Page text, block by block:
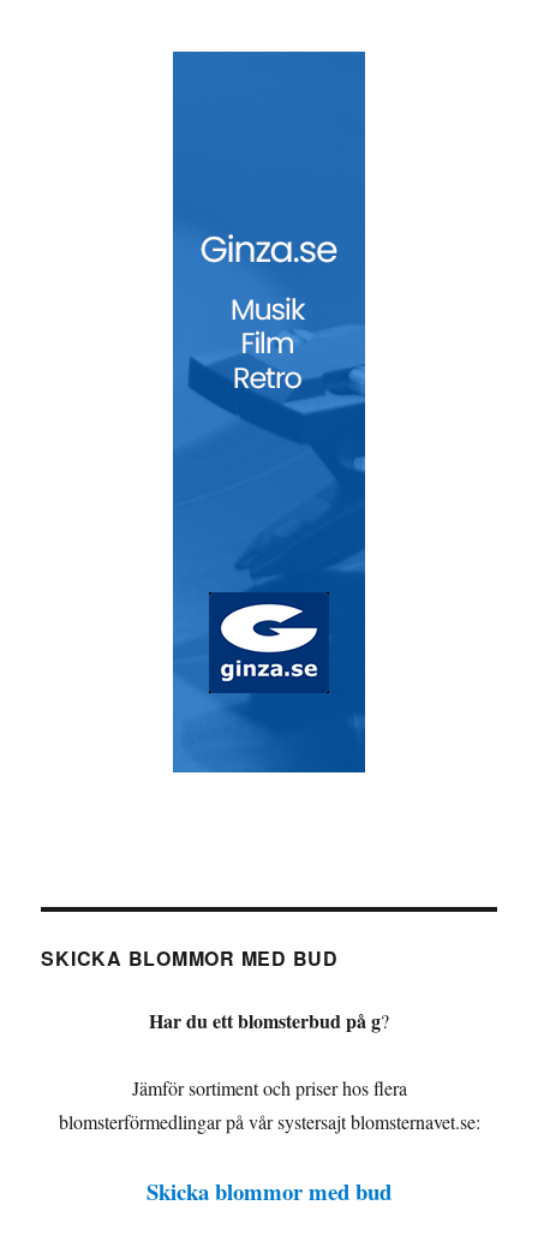
SKICKA BLOMMOR MED BUD
Har du ett blomsterbud på g?
Jämför sortiment och priser hos flera
blomsterförmedlingar på vår systersajt blomsternavet.se:
Skicka blommor med bud